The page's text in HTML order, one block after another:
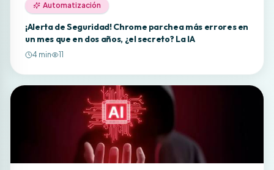
Automatización
¡Alerta de Seguridad! Chrome parchea más errores en
un mes que en dos años, ¿el secreto? La IA
4 min 11